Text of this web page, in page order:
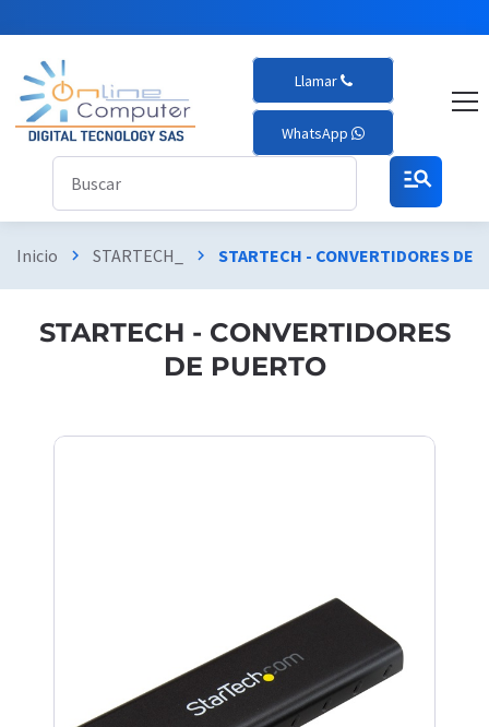
Llamar
WhatsApp
manage_search
Inicio chevron_right STARTECH_ chevron_right STARTECH - CONVERTIDORES DE
STARTECH - CONVERTIDORES
DE PUERTO